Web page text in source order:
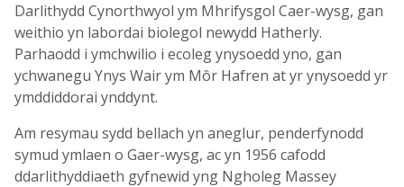
Darlithydd Cynorthwyol ym Mhrifysgol Caer-wysg, gan
weithio yn labordai biolegol newydd Hatherly.
Parhaodd i ymchwilio i ecoleg ynysoedd yno, gan
ychwanegu Ynys Wair ym Môr Hafren at yr ynysoedd yr
ymddiddorai ynddynt.
Am resymau sydd bellach yn aneglur, penderfynodd
symud ymlaen o Gaer-wysg, ac yn 1956 cafodd
ddarlithyddiaeth gyfnewid yng Ngholeg Massey